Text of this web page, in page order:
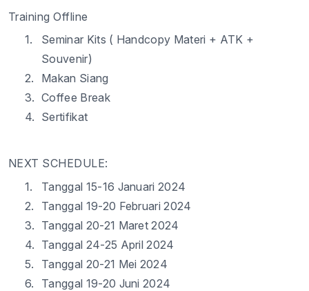
Training Offline
1.
Seminar Kits ( Handcopy Materi + ATK +
Souvenir)
2.
Makan Siang
3. Coffee Break
4. Sertifikat
NEXT SCHEDULE:
1.
Tanggal 15-16 Januari 2024
2.
Tanggal 19-20 Februari 2024
3. Tanggal 20-21 Maret 2024
4. Tanggal 24-25 April 2024
5.
Tanggal 20-21 Mei 2024
6.
Tanggal 19-20 Juni 2024